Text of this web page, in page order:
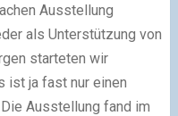
Ausstellung
als Unterstützung von
starteten wir
ist ja fast nur einen
Ausstellung fand im